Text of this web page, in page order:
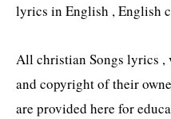
lyrics in English , English
All christian Songs lyrics ,
and copyright of their
are provided here for